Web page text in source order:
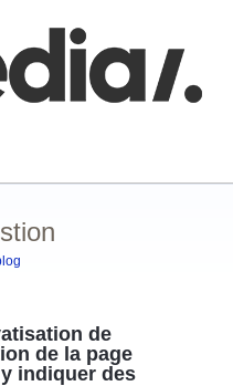
de
de la page
indiquer des